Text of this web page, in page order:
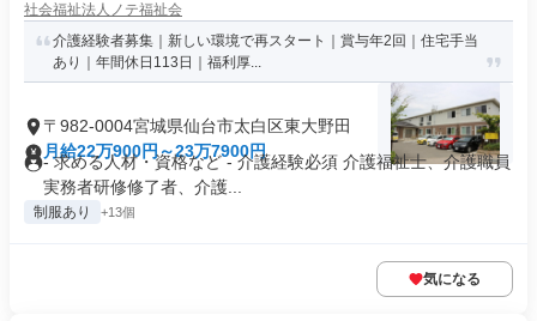
社会福祉法人ノテ福祉会
介護経験者募集｜新しい環境で再スタート｜賞与年2回｜住宅手当
あり｜年間休日113日｜福利厚...
〒982-0004宮城県仙台市太白区東大野田
月給22万900円～23万7900円
- 求める人材・資格など - 介護経験必須 介護福祉士、介護職員
実務者研修修了者、介護...
制服あり +13個
気になる